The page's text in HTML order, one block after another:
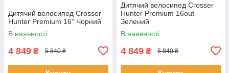
Дитячий велосипед Crosser
Hunter Premium 16" Чорний
В наявності
4 849 ₴ 5 840 ₴
Дитячий велосипед Crosser
Hunter Premium 16out
Зелений
В наявності
4 849 ₴ 5 840 ₴